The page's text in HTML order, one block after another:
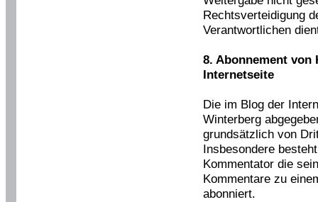
Rechtsverteidigung
Verantwortlichen
8. Abonnement
Internetseite
Die im Blog der
Winterberg
grundsätzlich von
Insbesondere
Kommentator die
Kommentare zu
abonniert.